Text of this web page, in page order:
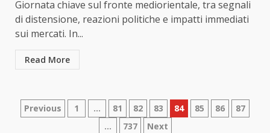
Giornata chiave sul fronte mediorientale, tra segnali
di distensione, reazioni politiche e impatti immediati
sui mercati. In...
Read More
Paginazione
Previous 1 … 81 82 83 84 85 86
87
…
737 Next